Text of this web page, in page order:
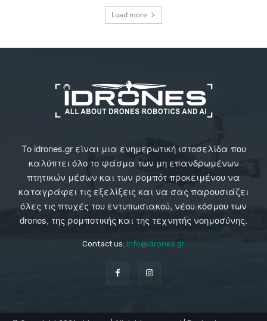
Load more
Το idrones.gr είναι μια ενημερωτική ιστοσελίδα που
καλύπτει όλο το φάσμα των μη επανδρωμένων
πτητικών μέσων και των ρομπότ προκειμένου να
καταγράφει τις εξελίξεις και να σας παρουσιάζει
όλες τις πτυχές του εντυπωσιακού, νέου κόσμου των
drones, της ρομποτικής και της τεχνητής νοημοσύνης.
Contact us: info@idrones.gr